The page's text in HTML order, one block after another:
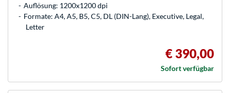
Auflösung: 1200x1200 dpi
Formate: A4, A5, B5, C5, DL (DIN-Lang), Executive, Legal,
Letter
€ 390,00
Sofort verfügbar